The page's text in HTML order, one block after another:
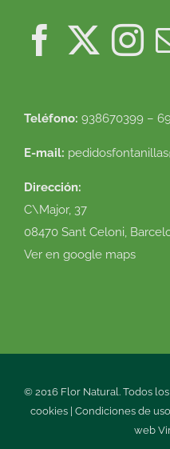
Teléfono: 938670399 –
E-mail:
Dirección:
C\Major, 37
08470 Sant Celoni,
Ver en google maps
© 2016 Flor Natural. Todos
cookies | Condiciones de uso
web